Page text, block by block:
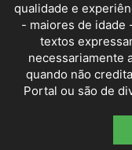
qualidade e
- maiores de idade
textos
necessariamente
quando não
Portal ou são de